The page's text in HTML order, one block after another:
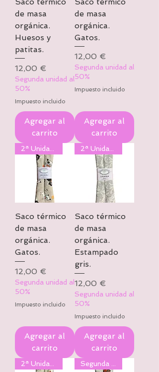
de masa
orgánica.
Huesos y
patitas.
Precio
12,00 €
Segunda unidad al
50%
Impuesto incluido
Agregar al
carrito
de masa
orgánica.
Gatos.
Precio
12,00 €
Segunda unidad al
50%
Impuesto incluido
Agregar al
carrito
2ª Unidad al 50%
Saco térmico
de masa
orgánica.
Gatos.
Precio
12,00 €
Segunda unidad al
50%
Impuesto incluido
Agregar al
carrito
2ª Unidad al 50%
Saco térmico
de masa
orgánica.
Estampado
gris.
Precio
12,00 €
Segunda unidad al
50%
Impuesto incluido
Agregar al
carrito
2ª Unidad al 50% Segunda al 50%